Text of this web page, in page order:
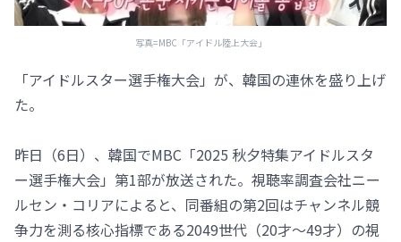
写真=MBC「アイドル陸上大会」
「アイドルスター選手権大会」が、韓国の連休を盛り上げ
た。
昨日（6日）、韓国でMBC「2025 秋夕特集アイドルスタ
ー選手権大会」第1部が放送された。視聴率調査会社ニー
ルセン・コリアによると、同番組の第2回はチャンネル競
争力を測る核心指標である2049世代（20才～49才）の視